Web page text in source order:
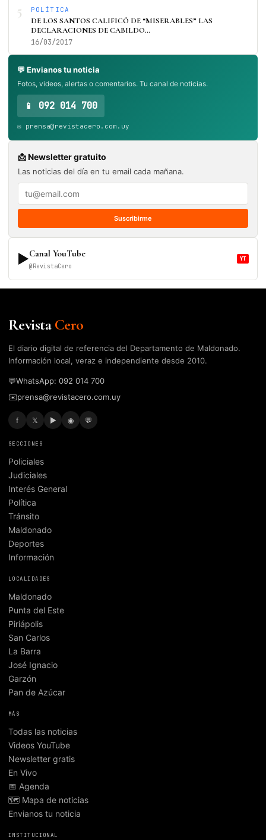
5 POLÍTICA
DE LOS SANTOS CALIFICÓ DE “MISERABLES” LAS
DECLARACIONES DE CABILDO…
16/03/2017
💬 Envianos tu noticia
Fotos, videos, alertas o comentarios. Tu canal de noticias.
📱 092 014 700
✉️ prensa@revistacero.com.uy
📩 Newsletter gratuito
Las noticias del día en tu email cada mañana.
Suscribirme
▶Canal YouTube
@RevistaCero
YT
RevistaCero
El diario digital de referencia del Departamento de Maldonado.
Información local, veraz e independiente desde 2010.
💬WhatsApp: 092 014 700
✉️prensa@revistacero.com.uy
f 𝕏 ▶ ◉ 💬
SECCIONES
Policiales
Judiciales
Interés General
Política
Tránsito
Maldonado
Deportes
Información
LOCALIDADES
Maldonado
Punta del Este
Piriápolis
San Carlos
La Barra
José Ignacio
Garzón
Pan de Azúcar
MÁS
Todas las noticias
Videos YouTube
Newsletter gratis
En Vivo
📅 Agenda
🗺️ Mapa de noticias
Envianos tu noticia
INSTITUCIONAL